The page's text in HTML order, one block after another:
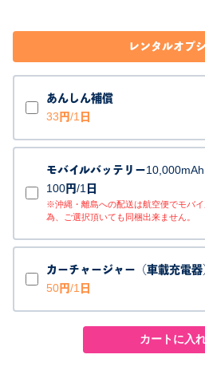
レンタルオプ
あんしん補償
33円/1日
モバイルバッテリー10,000mAh
100円/1日
※沖縄・離島への配送は航空便でモバ
為、ご選択頂いても同梱出来ません。
カーチャージャー（車載充電器
50円/1日